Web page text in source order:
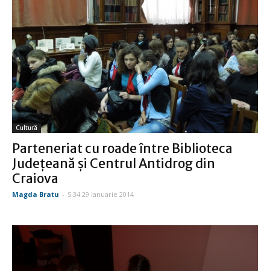
Cultură
Parteneriat cu roade între Biblioteca
Judeţeană şi Centrul Antidrog din
Craiova
Magda Bratu - 5:34 29 ianuarie 2014